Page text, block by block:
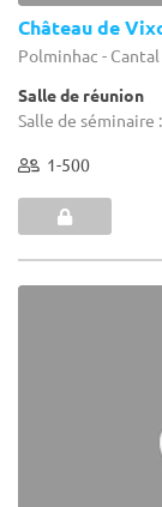
Château de
Polminhac -
Salle de réunion
Salle de séminaire :
1-500